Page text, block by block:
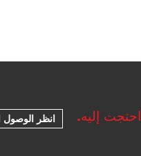
احتجت إليه. انظر الوصول